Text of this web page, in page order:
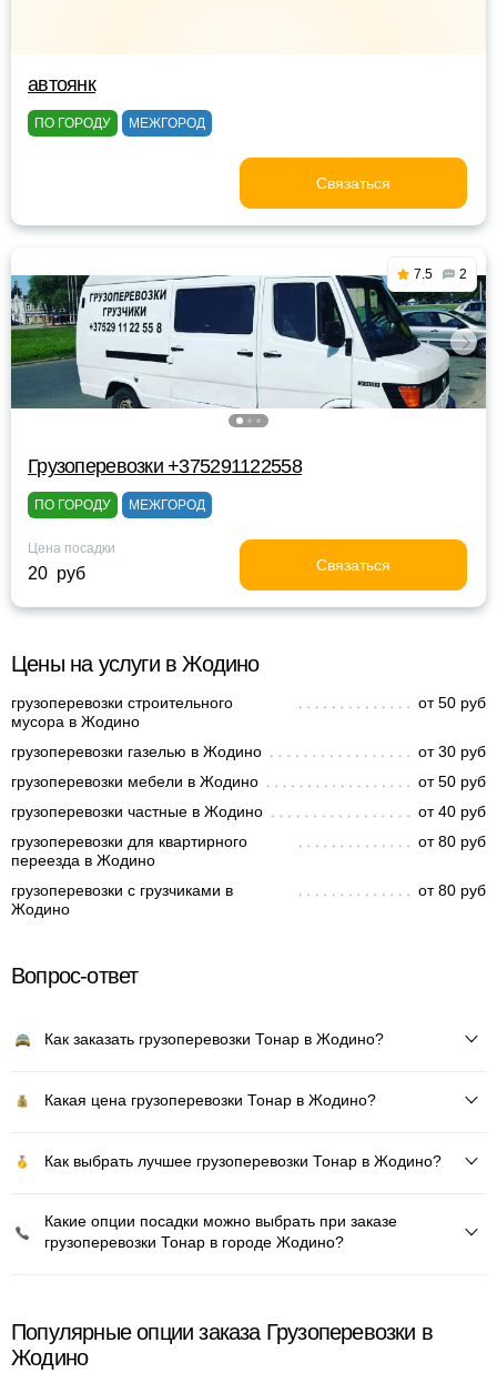
автоянк
ПО ГОРОДУ МЕЖГОРОД
Связаться
7.5 2
Грузоперевозки +375291122558
ПО ГОРОДУ МЕЖГОРОД
Цена посадки
20 руб Связаться
Цены на услуги в Жодино
грузоперевозки строительного
мусора в Жодино
от 50 руб
грузоперевозки газелью в Жодино
от 30 руб
грузоперевозки мебели в Жодино
от 50 руб
грузоперевозки частные в Жодино
от 40 руб
грузоперевозки для квартирного
переезда в Жодино
от 80 руб
грузоперевозки с грузчиками в
Жодино
от 80 руб
Вопрос-ответ
Как заказать грузоперевозки Тонар в Жодино?
Какая цена грузоперевозки Тонар в Жодино?
Как выбрать лучшее грузоперевозки Тонар в Жодино?
Какие опции посадки можно выбрать при заказе
грузоперевозки Тонар в городе Жодино?
Популярные опции заказа Грузоперевозки в
Жодино